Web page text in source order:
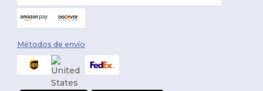
Métodos de envío